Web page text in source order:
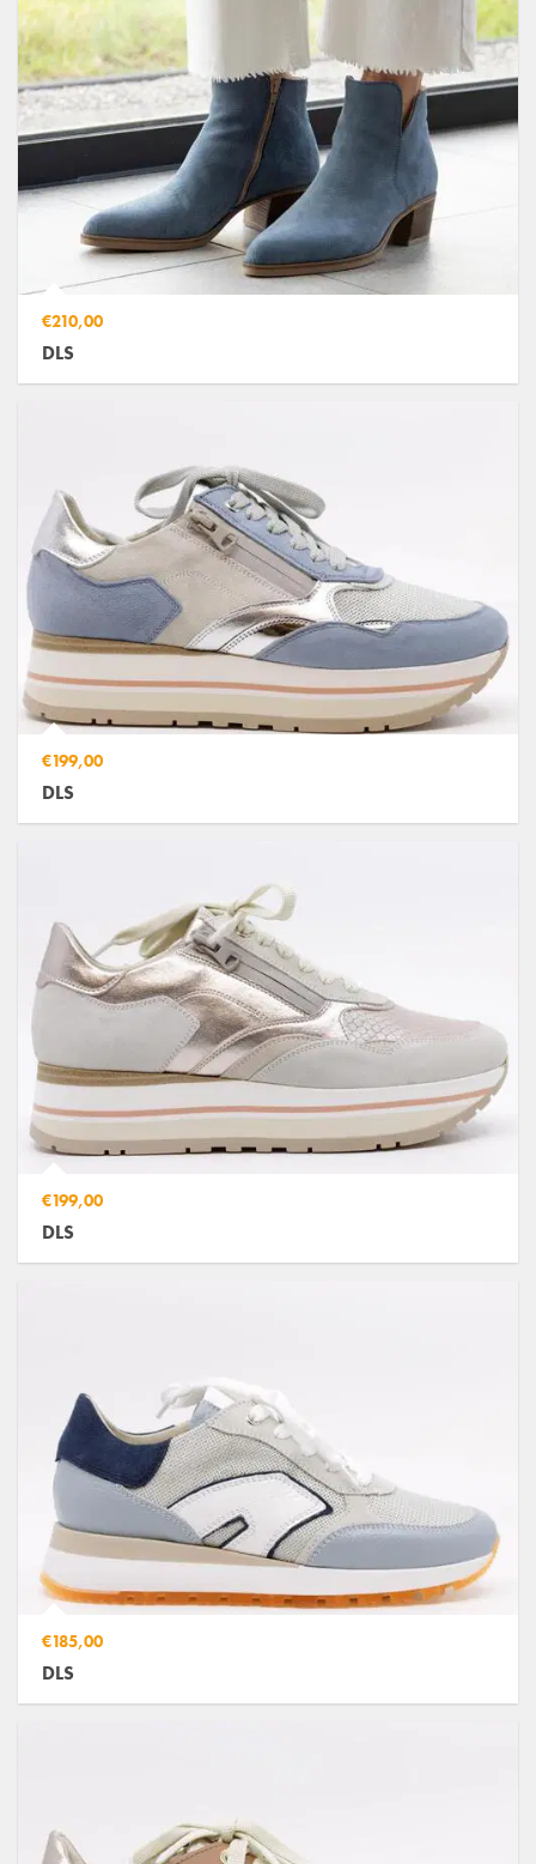
€210,00
DLS
€199,00
DLS
€199,00
DLS
€185,00
DLS